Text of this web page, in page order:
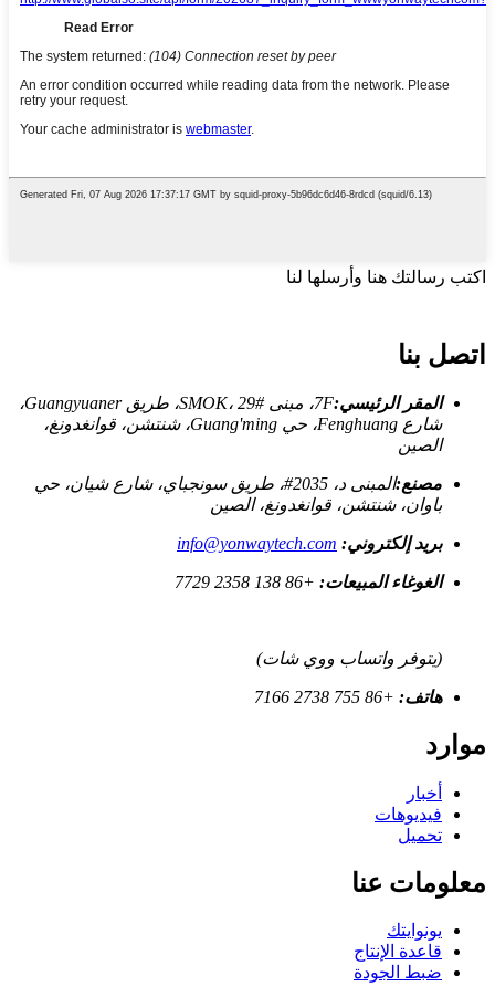
اكتب رسالتك هنا وأرسلها لنا
اتصل بنا
المقر الرئيسي:
7F، مبنى SMOK، 29#، طريق Guangyuaner،
شارع Fenghuang، حي Guang'ming، شنتشن، قوانغدونغ،
الصين
مصنع:
المبنى د، 2035#، طريق سونجباي، شارع شيان، حي
باوان، شنتشن، قوانغدونغ، الصين
بريد إلكتروني: info@yonwaytech.com
الغوغاء المبيعات: +86 138 2358 7729
(يتوفر واتساب ووي شات)
هاتف: +86 755 2738 7166
موارد
أخبار
فيديوهات
تحميل
معلومات عنا
يونوايتك
قاعدة الإنتاج
ضبط الجودة